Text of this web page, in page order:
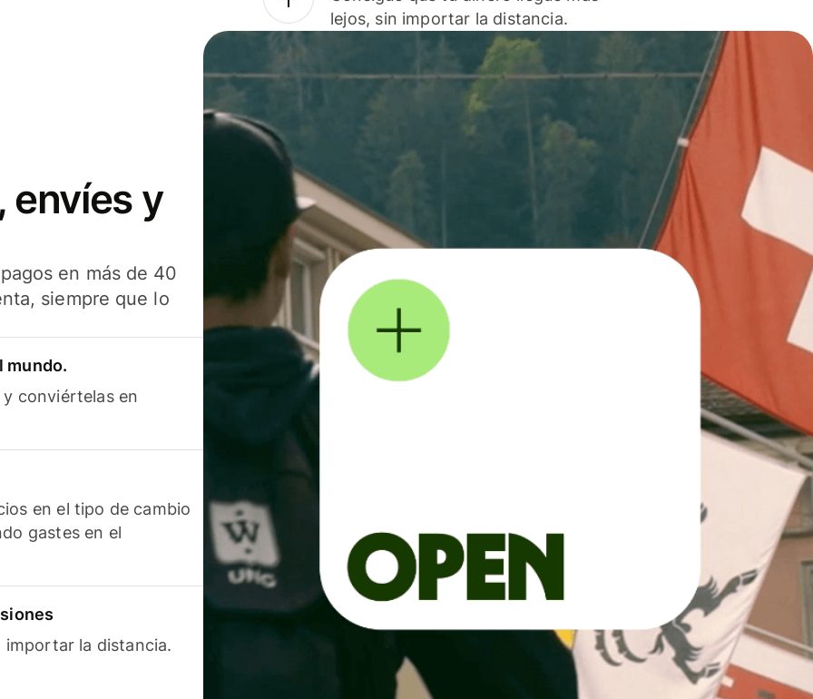
lejos, sin importar la distancia.
envíes y
en más de 40
siempre que lo
mundo.
conviértelas en
en el tipo de cambio
gastes en el
importar la distancia.